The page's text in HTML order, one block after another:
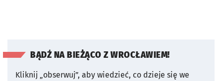
BĄDŹ NA BIEŻĄCO Z WROCŁAWIEM!
Kliknij „obserwuj”, aby wiedzieć, co dzieje się we